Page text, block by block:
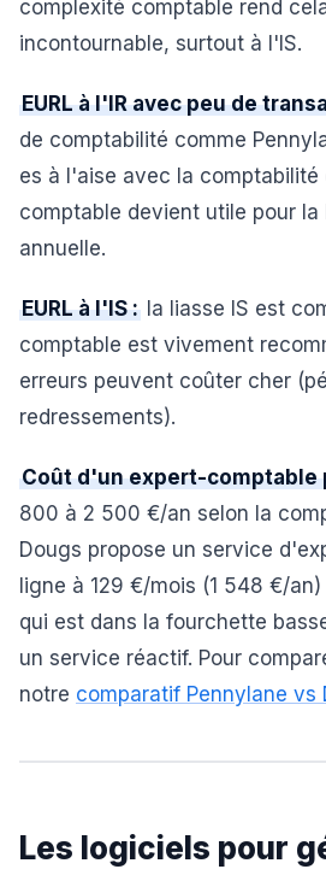
complexité comptable rend
incontournable, surtout à l'IS.
EURL à l'IR avec peu de
de comptabilité comme
es à l'aise avec la comptabilité
comptable devient utile pour la
annuelle.
EURL à l'IS : la liasse IS est
comptable est vivement
erreurs peuvent coûter cher
redressements).
Coût d'un expert-comptable
800 à 2 500 €/an selon la
Dougs propose un service
ligne à 129 €/mois (1 548 €/an)
qui est dans la fourchette
un service réactif. Pour
notre comparatif Pennylane vs
Les logiciels pour